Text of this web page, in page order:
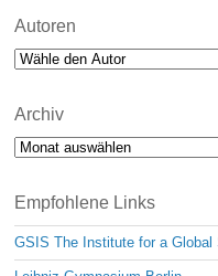
Autoren
Archiv
Archiv
Empfohlene Links
GSIS The Institute for a